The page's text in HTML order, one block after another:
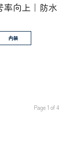
率向上｜防水
内装
Page 1 of 4